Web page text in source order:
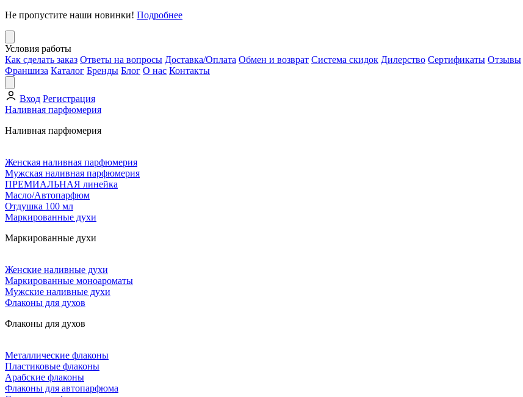
Не пропустите наши новинки! Подробнее
Условия работы
Как сделать заказ Ответы на вопросы Доставка/Оплата Обмен и возврат Система скидок Дилерство Сертификаты Отзывы
Франшиза Каталог Бренды Блог О нас Контакты
Вход Регистрация
Наливная парфюмерия
Наливная парфюмерия
Женская наливная парфюмерия
Мужская наливная парфюмерия
ПРЕМИАЛЬНАЯ линейка
Масло/Автопарфюм
Отдушка 100 мл
Маркированные духи
Маркированные духи
Женские наливные духи
Маркированные моноароматы
Мужские наливные духи
Флаконы для духов
Флаконы для духов
Металлические флаконы
Пластиковые флаконы
Арабские флаконы
Флаконы для автопарфюма